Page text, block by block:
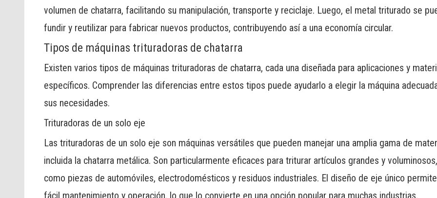
volumen de chatarra, facilitando su manipulación, transporte y reciclaje. Luego, el metal triturado se
fundir y reutilizar para fabricar nuevos productos, contribuyendo así a una economía circular.
Tipos de máquinas trituradoras de chatarra
Existen varios tipos de máquinas trituradoras de chatarra, cada una diseñada para aplicaciones y
específicos. Comprender las diferencias entre estos tipos puede ayudarlo a elegir la máquina
sus necesidades.
Trituradoras de un solo eje
Las trituradoras de un solo eje son máquinas versátiles que pueden manejar una amplia gama de
incluida la chatarra metálica. Son particularmente eficaces para triturar artículos grandes y voluminosos,
como piezas de automóviles, electrodomésticos y residuos industriales. El diseño de eje único
fácil mantenimiento y operación, lo que lo convierte en una opción popular para muchas industrias.